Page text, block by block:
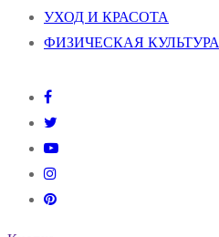
УХОД И КРАСОТА
ФИЗИЧЕСКАЯ КУЛЬТУРА